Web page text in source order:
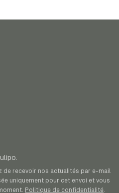
de recevoir nos actualités par e-mail
uniquement pour cet envoi et vous
Politique de confidentialité.